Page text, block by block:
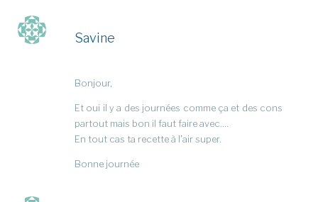
Savine
Bonjour,
Et oui il y a des journées comme ça et des cons
partout mais bon il faut faire avec….
En tout cas ta recette à l’air super.
Bonne journée